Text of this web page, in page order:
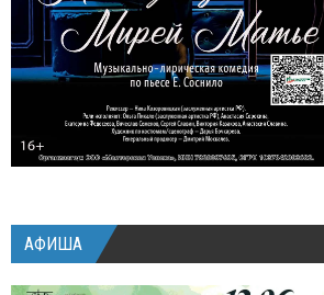
АФИША